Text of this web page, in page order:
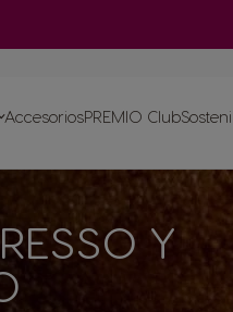
Crea tu caja
Ayuda
cafetera
AccesoriosPREMIO Club
Recicla tus
Nuestras recetas
Y